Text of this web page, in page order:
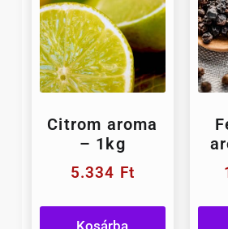
Citrom aroma
– 1kg
5.334 Ft
Kosárba